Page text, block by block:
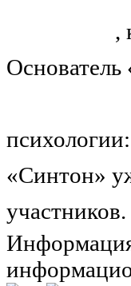
,
«Синтон»
участников.